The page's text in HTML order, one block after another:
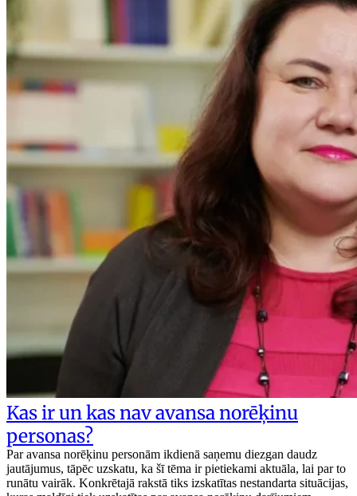
Kas ir un kas nav avansa norēķinu
personas?
Par avansa norēķinu personām ikdienā saņemu diezgan daudz
jautājumus, tāpēc uzskatu, ka šī tēma ir pietiekami aktuāla, lai par to
runātu vairāk. Konkrētajā rakstā tiks izskatītas nestandarta situācijas,